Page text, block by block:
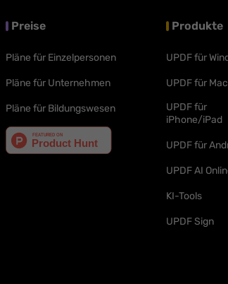
Preise
Pläne für Einzelpersonen
Pläne für Unternehmen
Pläne für Bildungswesen
Produkte
UPDF für
UPDF für Mac
UPDF für
iPhone/iPad
UPDF für
UPDF AI
KI-Tools
UPDF Sign